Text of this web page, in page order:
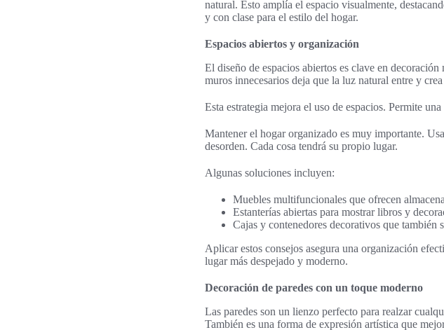
natural. Esto amplía el espacio visualmente,
y con clase para el estilo del hogar.
Espacios abiertos y organización
El diseño de espacios abiertos es clave en
muros innecesarios deja que la luz natural entre y
Esta estrategia mejora el uso de espacios. Permite
Mantener el hogar organizado es muy importante.
desorden. Cada cosa tendrá su propio lugar.
Algunas soluciones incluyen:
Muebles multifuncionales que ofrecen
Estanterías abiertas para mostrar libros y
Cajas y contenedores decorativos que también
Aplicar estos consejos asegura una organización
lugar más despejado y moderno.
Decoración de paredes con un toque moderno
Las paredes son un lienzo perfecto para realzar
También es una forma de expresión artística que